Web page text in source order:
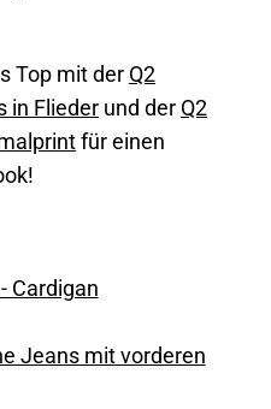
Top mit der Q2
in Flieder und der Q2
für einen
Cardigan
Jeans mit vorderen